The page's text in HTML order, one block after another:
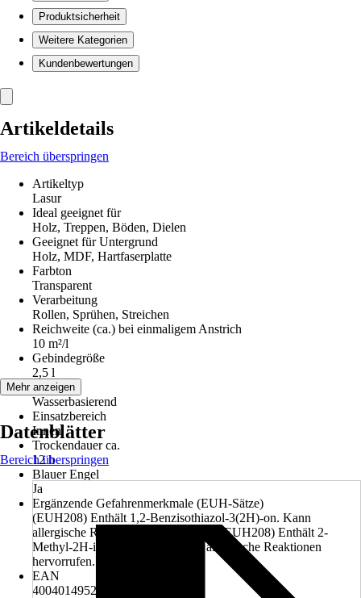
Produktsicherheit
Weitere Kategorien
Kundenbewertungen
Artikeldetails
Bereich überspringen
Artikeltyp
Lasur
Ideal geeignet für
Holz, Treppen, Böden, Dielen
Geeignet für Untergrund
Holz, MDF, Hartfaserplatte
Farbton
Transparent
Verarbeitung
Rollen, Sprühen, Streichen
Reichweite (ca.) bei einmaligem Anstrich
10 m²/l
Gebindegröße
2,5 l
Basis
Wasserbasierend
Einsatzbereich
Innen
Trockendauer ca.
12 h
Blauer Engel
Ja
Ergänzende Gefahrenmerkmale (EUH-Sätze)
(EUH208) Enthält 1,2-Benzisothiazol-3(2H)-on. Kann
allergische Reaktionen hervorrufen., (EUH208) Enthält 2-
Methyl-2H-isothiazol-3-on. Kann allergische Reaktionen
hervorrufen.
EAN
4004014952139
Mehr anzeigen
Datenblätter
Bereich überspringen